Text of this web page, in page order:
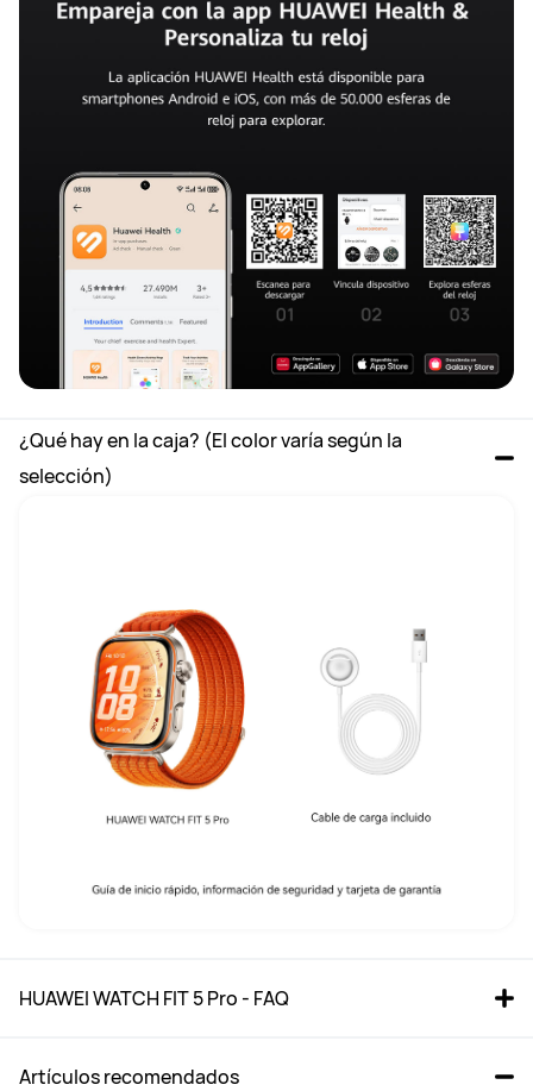
¿Qué hay en la caja? (El color varía según la
selección)
HUAWEI WATCH FIT 5 Pro - FAQ
Artículos recomendados